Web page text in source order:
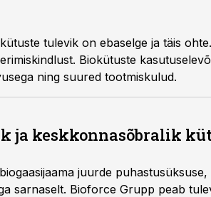
tulevik on ebaselge ja täis
Biokütuste
ning suured tootmiskulud.
ja keskkonnasõbralik
juurde puhastusüksuse,
sarnaselt. Bioforce Grupp peab